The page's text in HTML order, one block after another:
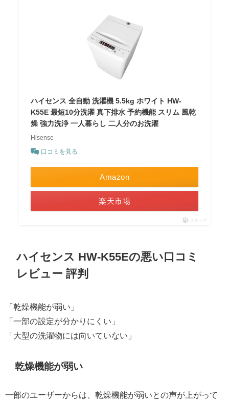
ハイセンス 全自動 洗濯機 5.5kg ホワイト HW-
K55E 最短10分洗濯 真下排水 予約機能 スリム 風乾
燥 強力洗浄 一人暮らし 二人分のお洗濯
Hisense
口コミを見る
Amazon
楽天市場
ポチップ
ハイセンス HW-K55Eの悪い口コミ
レビュー 評判
「乾燥機能が弱い」
「一部の設定が分かりにくい」
「大型の洗濯物には向いていない」
乾燥機能が弱い
一部のユーザーからは、乾燥機能が弱いとの声が上がって